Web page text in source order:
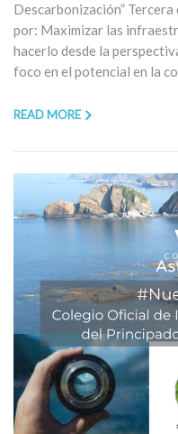
Descarbonización”
por: Maximizar las
hacerlo desde la
foco en el potencial en la
READ MORE